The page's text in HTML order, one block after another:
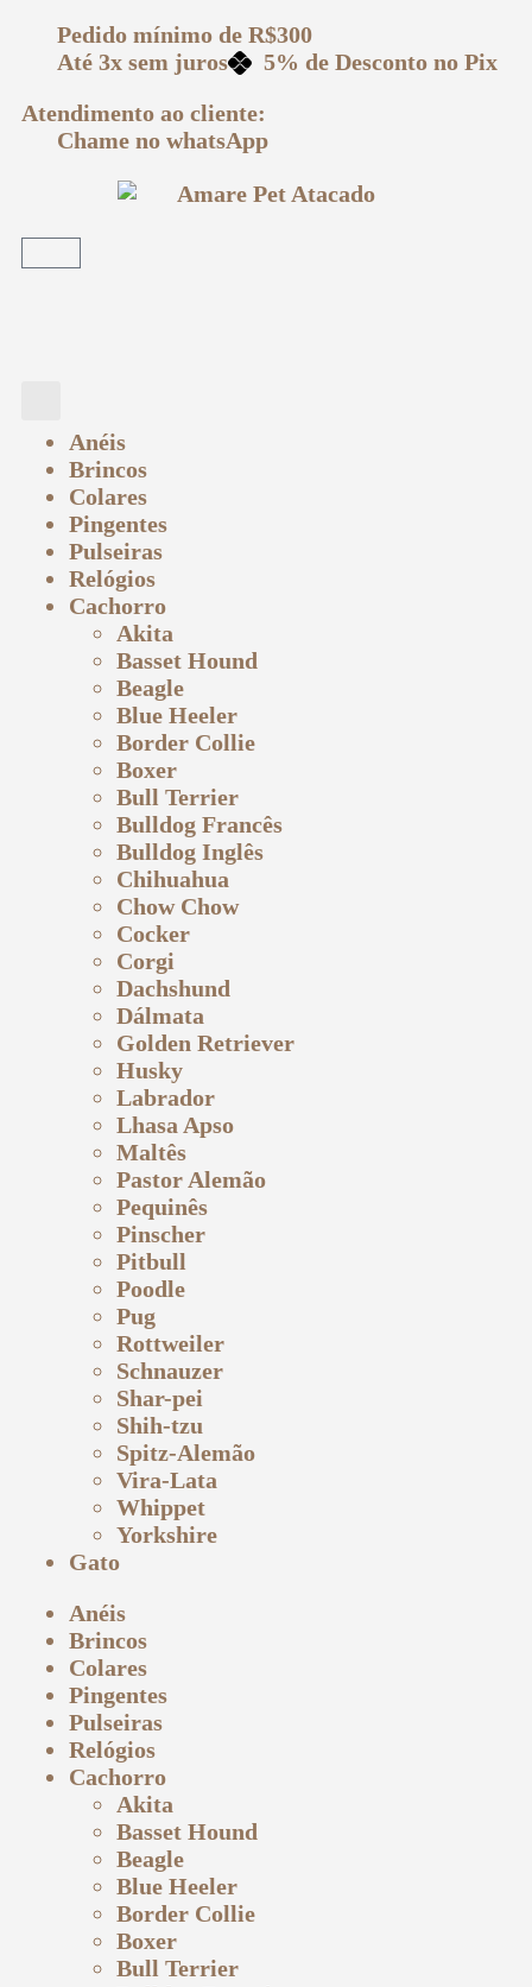
Pedido mínimo de R$300
Até 3x sem juros 5% de Desconto no Pix
Atendimento ao cliente:
Chame no whatsApp
Anéis
Brincos
Colares
Pingentes
Pulseiras
Relógios
Cachorro
Akita
Basset Hound
Beagle
Blue Heeler
Border Collie
Boxer
Bull Terrier
Bulldog Francês
Bulldog Inglês
Chihuahua
Chow Chow
Cocker
Corgi
Dachshund
Dálmata
Golden Retriever
Husky
Labrador
Lhasa Apso
Maltês
Pastor Alemão
Pequinês
Pinscher
Pitbull
Poodle
Pug
Rottweiler
Schnauzer
Shar-pei
Shih-tzu
Spitz-Alemão
Vira-Lata
Whippet
Yorkshire
Gato
Anéis
Brincos
Colares
Pingentes
Pulseiras
Relógios
Cachorro
Akita
Basset Hound
Beagle
Blue Heeler
Border Collie
Boxer
Bull Terrier